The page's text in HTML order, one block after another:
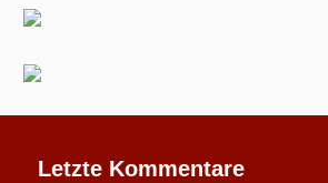
Letzte Kommentare